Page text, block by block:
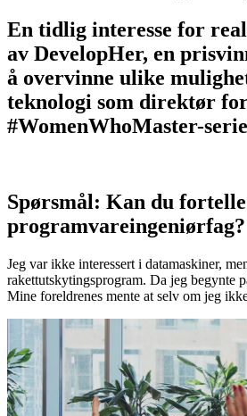
En tidlig interesse for
av DevelopHer, en
å overvinne ulike
teknologi som direktør
#WomenWhoMaster-
Spørsmål: Kan du
programvareingeniørfag?
Jeg var ikke interessert i datamaskiner,
rakettutskytingsprogram. Da jeg begynte
Mine foreldrenes mente at selv om jeg